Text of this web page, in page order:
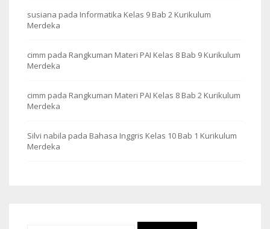
susiana pada Informatika Kelas 9 Bab 2 Kurikulum
Merdeka
cimm pada Rangkuman Materi PAI Kelas 8 Bab 9 Kurikulum
Merdeka
cimm pada Rangkuman Materi PAI Kelas 8 Bab 2 Kurikulum
Merdeka
Silvi nabila pada Bahasa Inggris Kelas 10 Bab 1 Kurikulum
Merdeka